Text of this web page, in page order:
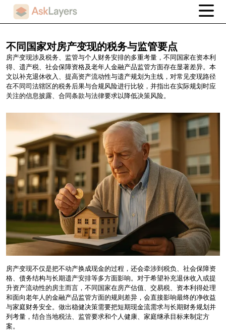
不同国家对房产变现的税务与监管要点
房产变现涉及税务、监管与个人财务安排的多重考量，不同国家在资本利
得、遗产税、社会保障资格及老年人金融产品监管方面存在显著差异。本
文以补充退休收入、提高资产流动性与遗产规划为主线，对常见变现路径
在不同司法辖区的税务后果与合规风险进行比较，并指出在实际规划时应
关注的信息披露、合同条款与法律要求以降低决策风险。
房产变现不仅是把不动产换成现金的过程，还会牵涉到税负、社会保障资
格、债务结构与长期遗产安排等多方面影响。对于希望补充退休收入或提
升资产流动性的房主而言，不同国家在房产估值、交易税、资本利得处理
和面向老年人的金融产品监管方面的规则差异，会直接影响最终的净收益
与家庭财务安全。做出稳健决策需要把短期现金流需求与长期财务规划并
列考量，结合当地税法、监管要求和个人健康、家庭继承目标来制定方
案。